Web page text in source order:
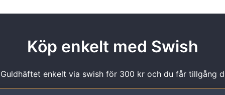
Köp enkelt med Swish
enkelt via swish för 300 kr och du får tillgång